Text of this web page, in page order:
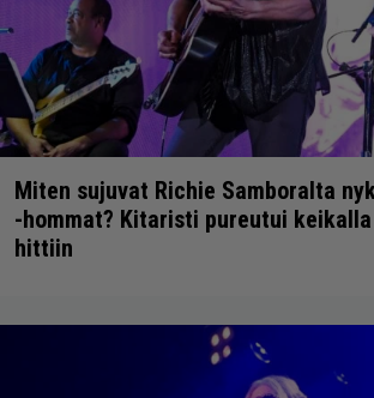
Miten sujuvat Richie Samboralta
-hommat? Kitaristi pureutui keikalla
hittiin